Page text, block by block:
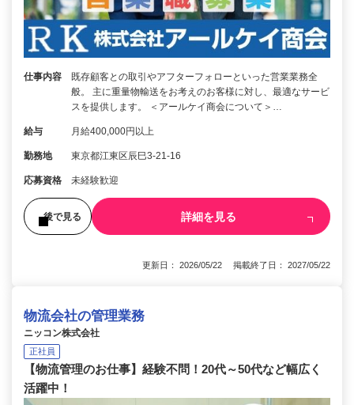
仕事内容
既存顧客との取引やアフターフォローといった営業業務全
般。 主に重量物輸送をお考えのお客様に対し、最適なサービ
スを提供します。 ＜アールケイ商会について＞…
給与 月給400,000円以上
勤務地 東京都江東区辰巳3-21-16
応募資格 未経験歓迎
後で見る 詳細を見る
更新日： 2026/05/22 掲載終了日： 2027/05/22
物流会社の管理業務
ニッコン株式会社
正社員
【物流管理のお仕事】経験不問！20代～50代など幅広く
活躍中！